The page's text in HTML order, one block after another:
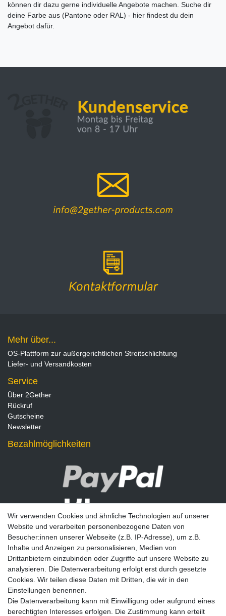
können dir dazu gerne individuelle Angebote machen. Suche dir
deine Farbe aus (Pantone oder RAL) - hier findest du dein
Angebot dafür.
Mehr über...
OS-Plattform zur außergerichtlichen Streitschlichtung
Liefer- und Versandkosten
Service
Über 2Gether
Rückruf
Gutscheine
Newsletter
Bezahlmöglichkeiten
Newsletter
E-MAIL **
Wir verwenden Cookies und ähnliche Technologien auf unserer
Website und verarbeiten personenbezogene Daten von
Besucher:innen unserer Webseite (z.B. IP-Adresse), um z.B.
Inhalte und Anzeigen zu personalisieren, Medien von
Drittanbietern einzubinden oder Zugriffe auf unsere Website zu
analysieren. Die Datenverarbeitung erfolgt erst durch gesetzte
Cookies. Wir teilen diese Daten mit Dritten, die wir in den
Einstellungen benennen.
Die Datenverarbeitung kann mit Einwilligung oder aufgrund eines
berechtigten Interesses erfolgen. Die Zustimmung kann erteilt